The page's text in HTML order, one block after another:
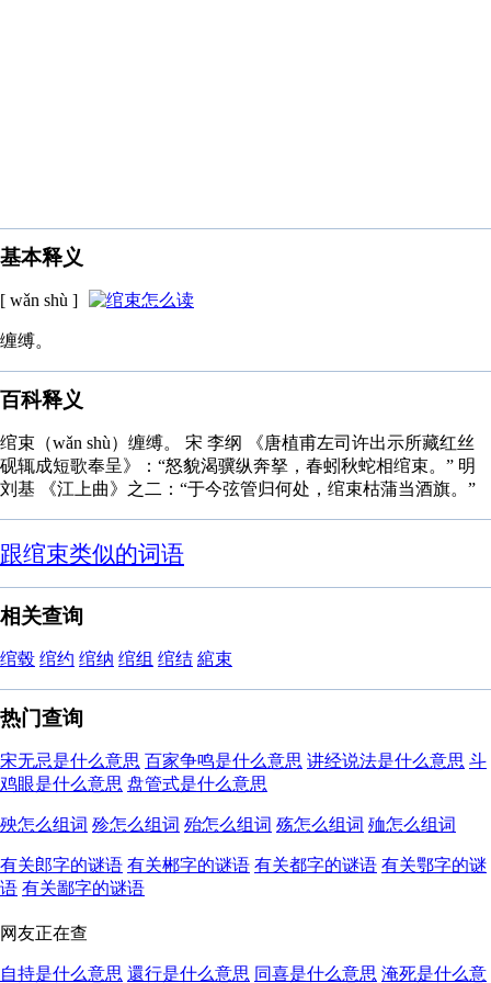
基本释义
[ wǎn shù ]
缠缚。
百科释义
绾束（wǎn shù）缠缚。 宋 李纲 《唐植甫左司许出示所藏红丝
砚辄成短歌奉呈》：“怒貌渴骥纵奔拏，春蚓秋蛇相绾束。” 明
刘基 《江上曲》之二：“于今弦管归何处，绾束枯蒲当酒旗。”
跟绾束类似的词语
相关查询
绾毂 绾约 绾纳 绾组 绾结 綰束
热门查询
宋无忌是什么意思 百家争鸣是什么意思 讲经说法是什么意思 斗
鸡眼是什么意思 盘管式是什么意思
殃怎么组词 殄怎么组词 殆怎么组词 殇怎么组词 殈怎么组词
有关郎字的谜语 有关郴字的谜语 有关都字的谜语 有关鄂字的谜
语 有关鄙字的谜语
网友正在查
自持是什么意思 還行是什么意思 同喜是什么意思 淹死是什么意